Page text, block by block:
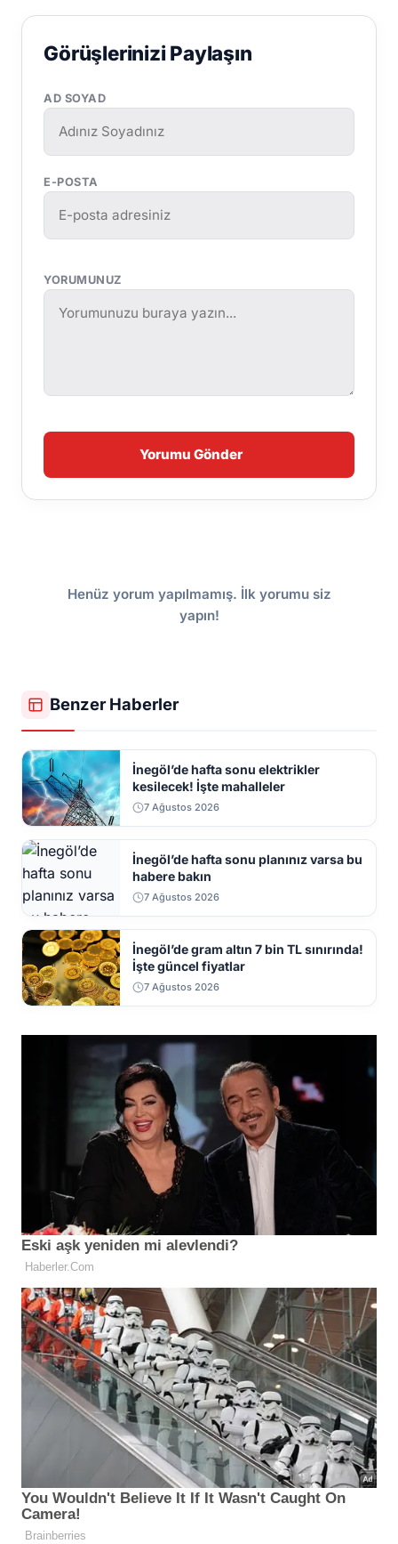
Görüşlerinizi Paylaşın
AD SOYAD
E-POSTA
YORUMUNUZ
Yorumu Gönder
Henüz yorum yapılmamış. İlk yorumu siz
yapın!
Benzer Haberler
İnegöl’de hafta sonu elektrikler
kesilecek! İşte mahalleler
7 Ağustos 2026
İnegöl’de hafta sonu planınız varsa bu
habere bakın
7 Ağustos 2026
İnegöl’de gram altın 7 bin TL sınırında!
İşte güncel fiyatlar
7 Ağustos 2026